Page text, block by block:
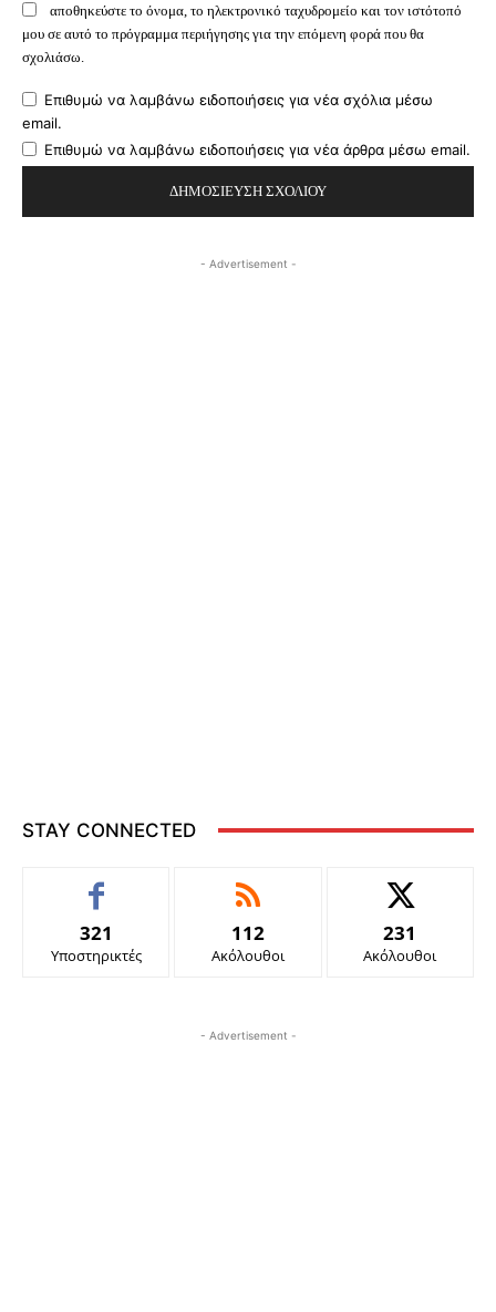
αποθηκεύστε το όνομα, το ηλεκτρονικό ταχυδρομείο και τον ιστότοπό
μου σε αυτό το πρόγραμμα περιήγησης για την επόμενη φορά που θα
σχολιάσω.
Επιθυμώ να λαμβάνω ειδοποιήσεις για νέα σχόλια μέσω
email.
Επιθυμώ να λαμβάνω ειδοποιήσεις για νέα άρθρα μέσω email.
- Advertisement -
STAY CONNECTED
321
Υποστηρικτές
112
Ακόλουθοι
231
Ακόλουθοι
- Advertisement -